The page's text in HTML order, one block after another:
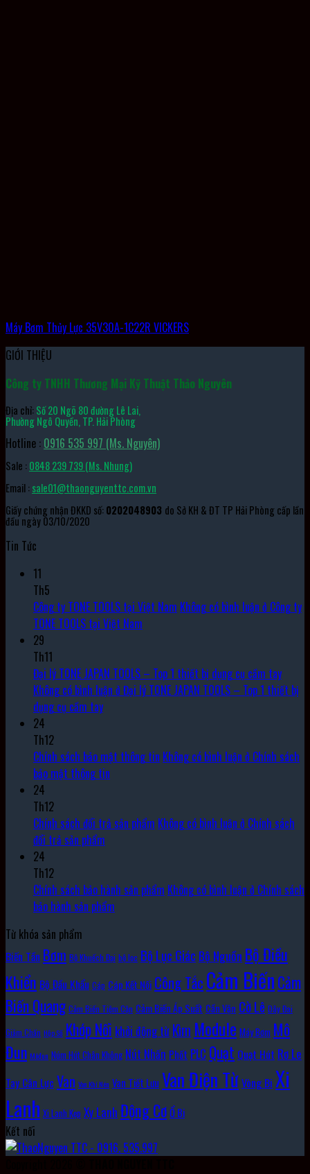
Máy Bơm Thủy Lực 35V30A-1C22R VICKERS
GIỚI THIỆU
Công ty TNHH Thương Mại Kỹ Thuật Thảo Nguyên
Địa chỉ:Số 20 Ngõ 80 đường Lê Lai,
Phường Ngô Quyền, TP. Hải Phòng
Hotline : 0916 535 997 (Ms. Nguyên)
Sale :0848 239 739 (Ms. Nhung)
Email :sale01@thaonguyenttc.com.vn
Giấy chứng nhận ĐKKD số:0202048903 do Sở KH & ĐT TP Hải Phòng cấp lần
đầu ngày 03/10/2020
Tin Tức
11
Th5
Công ty TONE TOOLS tại Việt Nam Không có bình luận ở Công ty
TONE TOOLS tại Việt Nam
29
Th11
Đại lý TONE JAPAN TOOLS – Top 1 thiết bị dụng cụ cầm tay
Không có bình luận ở Đại lý TONE JAPAN TOOLS – Top 1 thiết bị
dụng cụ cầm tay
24
Th12
Chính sách bảo mật thông tin Không có bình luận ở Chính sách
bảo mật thông tin
24
Th12
Chính sách đổi trả sản phẩm Không có bình luận ở Chính sách
đổi trả sản phẩm
24
Th12
Chính sách bảo hành sản phẩm Không có bình luận ở Chính sách
bảo hành sản phẩm
Từ khóa sản phẩm
Biến Tần Bơm Bộ Khuếch Đại bộ lọc Bộ Lục Giác Bộ Nguồn Bộ Điều
Khiển Bộ Đầu Khẩu Cáp Cáp Kết Nối Công TắcCảm BiếnCảm
Biến Quang Cảm Biến Tiệm Cận Cảm Biến Áp Suất Cần Vặn Cờ Lê Dây Đai
Giảm Chấn Hộp Số Khớp Nối khởi động từ Kìm Module Máy Bơm Mô
Đun Môđun Núm Hút Chân Không Nút Nhấn Phốt PLC Quạt Quạt Hút Rơ Le
Tay Cân Lực Van Van Khí Nén Van Tiết Lưu Van Điện TừVòng Bi Xi
Lanh Xi Lanh Kẹp Xy LanhĐộng CơỔ Bi
Kết nối